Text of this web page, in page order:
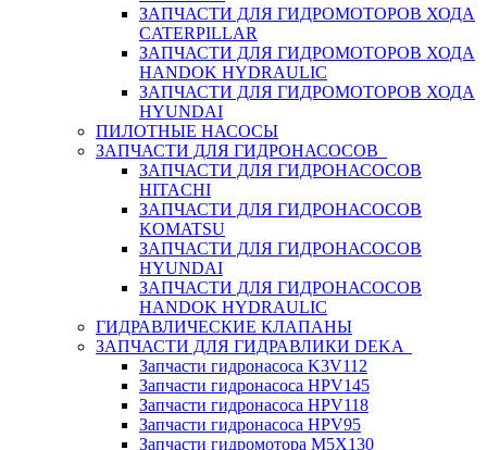
ЗАПЧАСТИ ДЛЯ ГИДРОМОТОРОВ ХОДА
CATERPILLAR
ЗАПЧАСТИ ДЛЯ ГИДРОМОТОРОВ ХОДА
HANDOK HYDRAULIC
ЗАПЧАСТИ ДЛЯ ГИДРОМОТОРОВ ХОДА
HYUNDAI
ПИЛОТНЫЕ НАСОСЫ
ЗАПЧАСТИ ДЛЯ ГИДРОНАСОСОВ
ЗАПЧАСТИ ДЛЯ ГИДРОНАСОСОВ
HITACHI
ЗАПЧАСТИ ДЛЯ ГИДРОНАСОСОВ
KOMATSU
ЗАПЧАСТИ ДЛЯ ГИДРОНАСОСОВ
HYUNDAI
ЗАПЧАСТИ ДЛЯ ГИДРОНАСОСОВ
HANDOK HYDRAULIC
ГИДРАВЛИЧЕСКИЕ КЛАПАНЫ
ЗАПЧАСТИ ДЛЯ ГИДРАВЛИКИ DEKA
Запчасти гидронасоса K3V112
Запчасти гидронасоса HPV145
Запчасти гидронасоса HPV118
Запчасти гидронасоса HPV95
Запчасти гидромотора M5X130